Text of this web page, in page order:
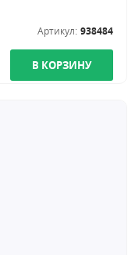
Артикул: 938484